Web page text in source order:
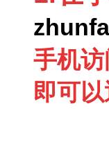
手机
即可以